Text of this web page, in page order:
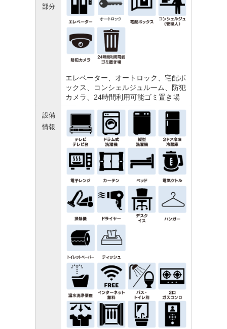
部分
エレベーター、オートロック、宅配ボ
ックス、コンシェルジュルーム、防犯
カメラ、24時間利用可能ゴミ置き場
設備
情報